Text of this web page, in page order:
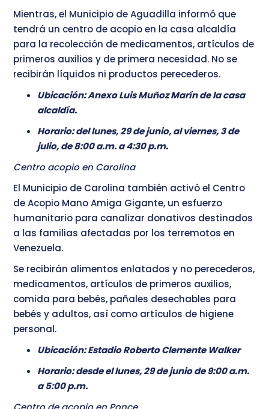
Mientras, el Municipio de Aguadilla informó que
tendrá un centro de acopio en la casa alcaldía
para la recolección de medicamentos, artículos de
primeros auxilios y de primera necesidad. No se
recibirán líquidos ni productos perecederos.
Ubicación: Anexo Luis Muñoz Marín de la casa
alcaldía.
Horario: del lunes, 29 de junio, al viernes, 3 de
julio, de 8:00 a.m. a 4:30 p.m.
Centro acopio en Carolina
El Municipio de Carolina también activó el Centro
de Acopio Mano Amiga Gigante, un esfuerzo
humanitario para canalizar donativos destinados
a las familias afectadas por los terremotos en
Venezuela.
Se recibirán alimentos enlatados y no perecederos,
medicamentos, artículos de primeros auxilios,
comida para bebés, pañales desechables para
bebés y adultos, así como artículos de higiene
personal.
Ubicación: Estadio Roberto Clemente Walker
Horario: desde el lunes, 29 de junio de 9:00 a.m.
a 5:00 p.m.